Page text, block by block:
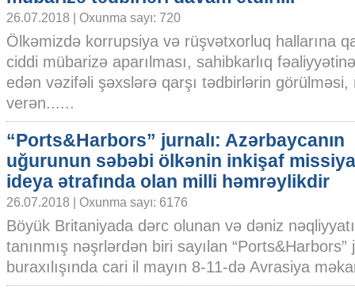
26.07.2018 | Oxunma sayı: 720
Ölkəmizdə korrupsiya və rüşvətxorluq hallarına
ciddi mübarizə aparılması, sahibkarlıq
edən vəzifəli şəxslərə qarşı tədbirlərin
verən......
“Ports&Harbors” jurnalı: Azərbaycanın
uğurunun səbəbi ölkənin inkişaf
ideya ətrafında olan milli həmrəylikdir
26.07.2018 | Oxunma sayı: 6176
Böyük Britaniyada dərc olunan və dəniz
tanınmış nəşrlərdən biri sayılan “Ports&Harbors”
buraxılışında cari il mayın 8-11-də Avrasiya